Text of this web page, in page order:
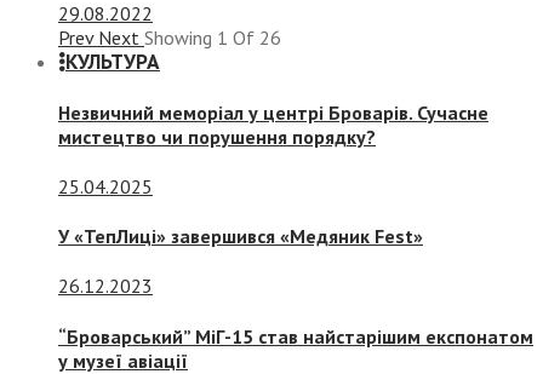
29.08.2022
Prev Next Showing 1 Of 26
КУЛЬТУРА
Незвичний меморіал у центрі Броварів. Сучасне
мистецтво чи порушення порядку?
25.04.2025
У «ТепЛиці» завершився «Медяник Fest»
26.12.2023
“Броварський” МіГ-15 став найстарішим експонатом
у музеї авіації